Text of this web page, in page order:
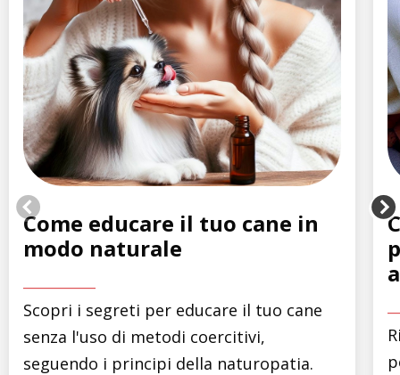
Come educare il tuo cane in
modo naturale
Scopri i segreti per educare il tuo cane
senza l'uso di metodi coercitivi,
seguendo i principi della naturopatia.